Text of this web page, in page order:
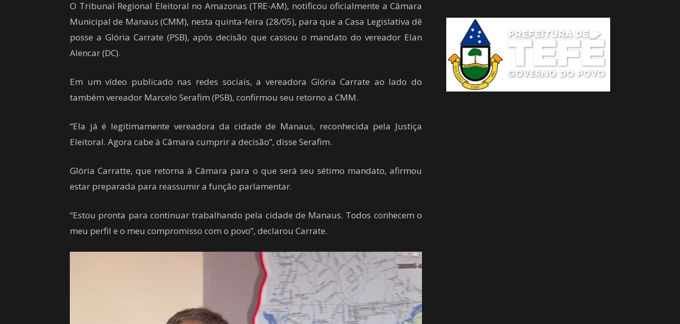
O Tribunal Regional Eleitoral no Amazonas (TRE-AM), notificou oficialmente a Câmara
Municipal de Manaus (CMM), nesta quinta-feira (28/05), para que a Casa Legislativa dê
posse a Glória Carrate (PSB), após decisão que cassou o mandato do vereador Elan
Alencar (DC).
Em um vídeo publicado nas redes sociais, a vereadora Glória Carrate ao lado do
também vereador Marcelo Serafim (PSB), confirmou seu retorno a CMM.
“Ela já é legitimamente vereadora da cidade de Manaus, reconhecida pela Justiça
Eleitoral. Agora cabe à Câmara cumprir a decisão”, disse Serafim.
Glória Carratte, que retorna à Câmara para o que será seu sétimo mandato, afirmou
estar preparada para reassumir a função parlamentar.
“Estou pronta para continuar trabalhando pela cidade de Manaus. Todos conhecem o
meu perfil e o meu compromisso com o povo”, declarou Carrate.